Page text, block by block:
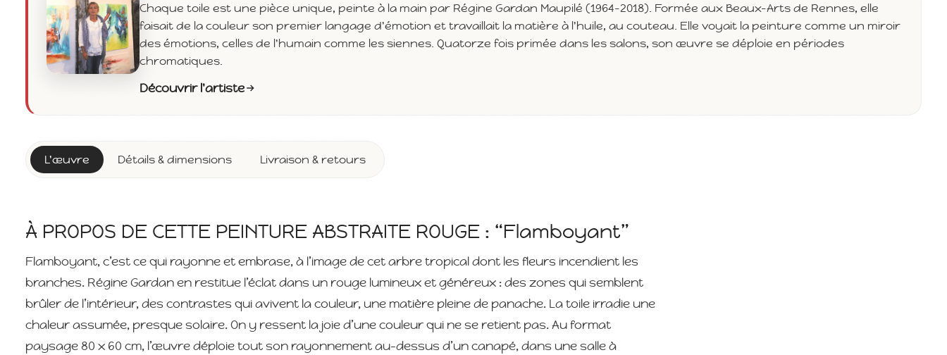
Chaque toile est une pièce unique, peinte à la main par Régine Gardan Maupilé (1964-2018). Formée aux Beaux-Arts de Rennes, elle
faisait de la couleur son premier langage d'émotion et travaillait la matière à l'huile, au couteau. Elle voyait la peinture comme un miroir
des émotions, celles de l'humain comme les siennes. Quatorze fois primée dans les salons, son œuvre se déploie en périodes
chromatiques.
Découvrir l'artiste
L'œuvre Détails & dimensions Livraison & retours
À PROPOS DE CETTE PEINTURE ABSTRAITE ROUGE : “Flamboyant”
Flamboyant, c’est ce qui rayonne et embrase, à l’image de cet arbre tropical dont les fleurs incendient les
branches. Régine Gardan en restitue l’éclat dans un rouge lumineux et généreux : des zones qui semblent
brûler de l’intérieur, des contrastes qui avivent la couleur, une matière pleine de panache. La toile irradie une
chaleur assumée, presque solaire. On y ressent la joie d’une couleur qui ne se retient pas. Au format
paysage 80 x 60 cm, l’œuvre déploie tout son rayonnement au-dessus d’un canapé, dans une salle à